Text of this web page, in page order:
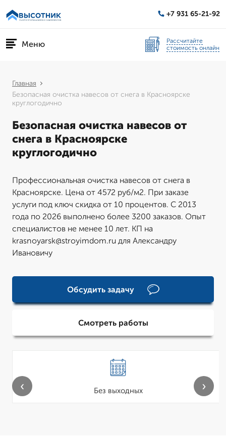
+7 931 65-21-92
Меню
Рассчитайте
стоимость онлайн
Главная
Безопасная очистка навесов от снега в Красноярске
круглогодично
Безопасная очистка навесов от
снега в Красноярске
круглогодично
Профессиональная очистка навесов от снега в
Красноярске. Цена от 4572 руб/м2. При заказе
услуги под ключ скидка от 10 процентов. С 2013
года по 2026 выполнено более 3200 заказов. Опыт
специалистов не менее 10 лет. КП на
krasnoyarsk@stroyimdom.ru для Александру
Ивановичу
Обсудить задачу
Смотреть работы
Без выходных
‹ ›